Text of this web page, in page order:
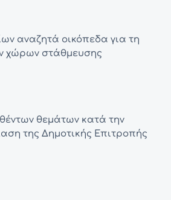
αναζητά οικόπεδα για τη
χώρων στάθμευσης
θεμάτων κατά την
της Δημοτικής Επιτροπής